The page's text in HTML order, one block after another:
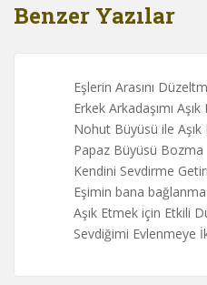
Benzer Yazılar
Eşlerin Arasını
Erkek Arkadaşımı
Nohut Büyüsü ile Aşık
Papaz Büyüsü Bozma
Kendini Sevdirme
Eşimin bana
Aşık Etmek için Etkili
Sevdiğimi Evlenmeye